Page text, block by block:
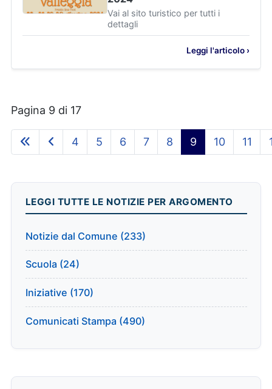
Vai al sito turistico per tutti i
dettagli
Leggi l'articolo ›
Pagina 9 di 17
4 5 6 7 8 9 10 11
LEGGI TUTTE LE NOTIZIE PER ARGOMENTO
Notizie dal Comune (233)
Scuola (24)
Iniziative (170)
Comunicati Stampa (490)